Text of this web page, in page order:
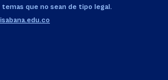
que no sean de tipo legal.